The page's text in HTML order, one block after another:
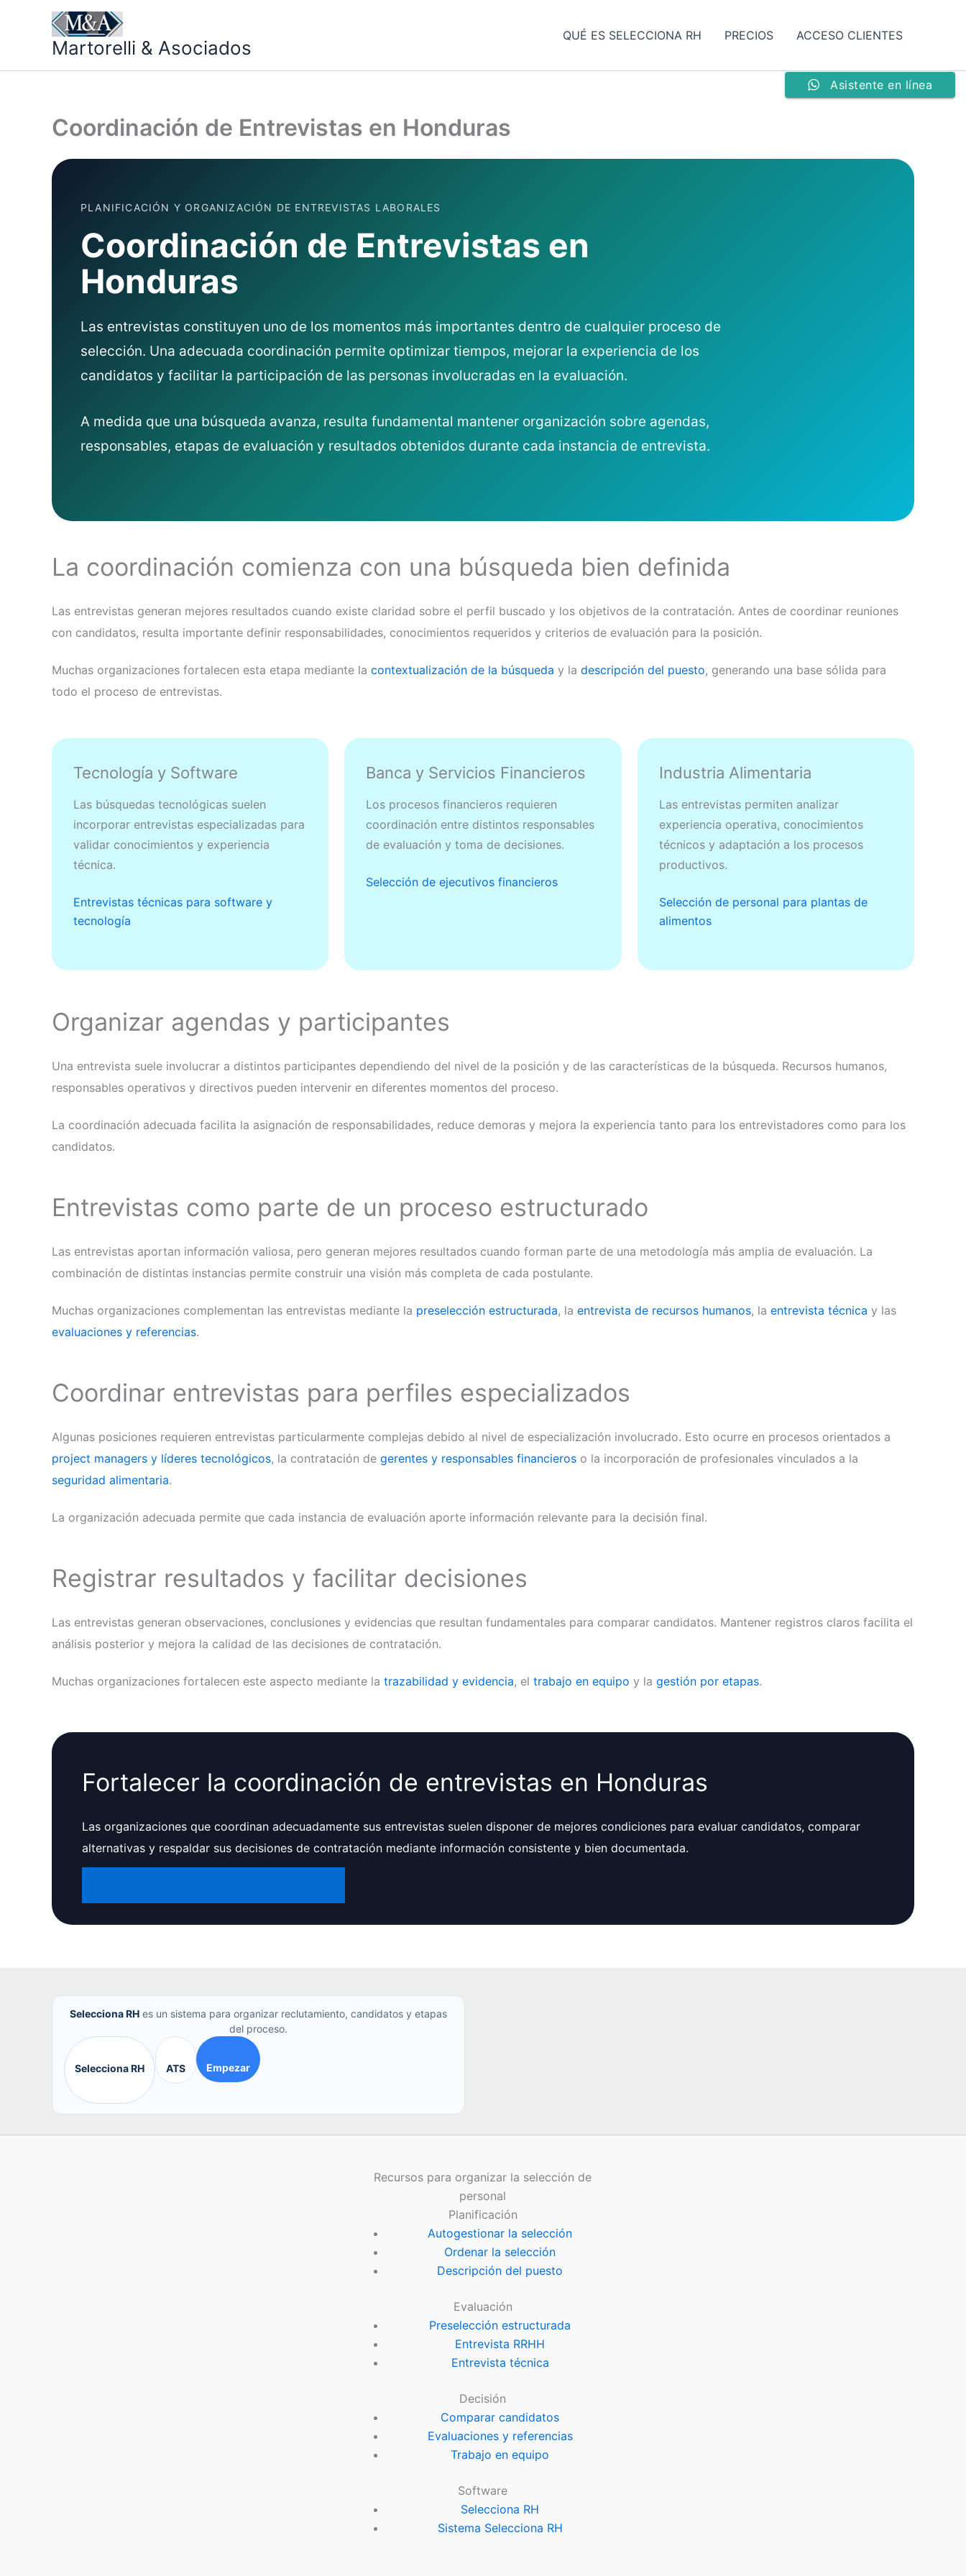
Martorelli & Asociados
QUÉ ES SELECCIONA RH PRECIOS ACCESO CLIENTES
Coordinación de Entrevistas en Honduras
PLANIFICACIÓN Y ORGANIZACIÓN DE ENTREVISTAS LABORALES
Coordinación de Entrevistas en
Honduras
Las entrevistas constituyen uno de los momentos más importantes dentro de cualquier proceso de
selección. Una adecuada coordinación permite optimizar tiempos, mejorar la experiencia de los
candidatos y facilitar la participación de las personas involucradas en la evaluación.
A medida que una búsqueda avanza, resulta fundamental mantener organización sobre agendas,
responsables, etapas de evaluación y resultados obtenidos durante cada instancia de entrevista.
La coordinación comienza con una búsqueda bien definida
Las entrevistas generan mejores resultados cuando existe claridad sobre el perfil buscado y los objetivos de la contratación. Antes de coordinar reuniones
con candidatos, resulta importante definir responsabilidades, conocimientos requeridos y criterios de evaluación para la posición.
Muchas organizaciones fortalecen esta etapa mediante la contextualización de la búsqueda y la descripción del puesto, generando una base sólida para
todo el proceso de entrevistas.
Tecnología y Software
Las búsquedas tecnológicas suelen
incorporar entrevistas especializadas para
validar conocimientos y experiencia
técnica.
Entrevistas técnicas para software y
tecnología
Banca y Servicios Financieros
Los procesos financieros requieren
coordinación entre distintos responsables
de evaluación y toma de decisiones.
Selección de ejecutivos financieros
Industria Alimentaria
Las entrevistas permiten analizar
experiencia operativa, conocimientos
técnicos y adaptación a los procesos
productivos.
Selección de personal para plantas de
alimentos
Organizar agendas y participantes
Una entrevista suele involucrar a distintos participantes dependiendo del nivel de la posición y de las características de la búsqueda. Recursos humanos,
responsables operativos y directivos pueden intervenir en diferentes momentos del proceso.
La coordinación adecuada facilita la asignación de responsabilidades, reduce demoras y mejora la experiencia tanto para los entrevistadores como para los
candidatos.
Entrevistas como parte de un proceso estructurado
Las entrevistas aportan información valiosa, pero generan mejores resultados cuando forman parte de una metodología más amplia de evaluación. La
combinación de distintas instancias permite construir una visión más completa de cada postulante.
Muchas organizaciones complementan las entrevistas mediante la preselección estructurada, la entrevista de recursos humanos, la entrevista técnica y las
evaluaciones y referencias.
Coordinar entrevistas para perfiles especializados
Algunas posiciones requieren entrevistas particularmente complejas debido al nivel de especialización involucrado. Esto ocurre en procesos orientados a
project managers y líderes tecnológicos, la contratación de gerentes y responsables financieros o la incorporación de profesionales vinculados a la
seguridad alimentaria.
La organización adecuada permite que cada instancia de evaluación aporte información relevante para la decisión final.
Registrar resultados y facilitar decisiones
Las entrevistas generan observaciones, conclusiones y evidencias que resultan fundamentales para comparar candidatos. Mantener registros claros facilita el
análisis posterior y mejora la calidad de las decisiones de contratación.
Muchas organizaciones fortalecen este aspecto mediante la trazabilidad y evidencia, el trabajo en equipo y la gestión por etapas.
Fortalecer la coordinación de entrevistas en Honduras
Las organizaciones que coordinan adecuadamente sus entrevistas suelen disponer de mejores condiciones para evaluar candidatos, comparar
alternativas y respaldar sus decisiones de contratación mediante información consistente y bien documentada.
Selecciona RH es un sistema para organizar reclutamiento, candidatos y etapas
del proceso.
Selecciona RH ATS Empezar
Recursos para organizar la selección de
personal
Planificación
Autogestionar la selección
Ordenar la selección
Descripción del puesto
Evaluación
Preselección estructurada
Entrevista RRHH
Entrevista técnica
Decisión
Comparar candidatos
Evaluaciones y referencias
Trabajo en equipo
Software
Selecciona RH
Sistema Selecciona RH
Asistente en línea